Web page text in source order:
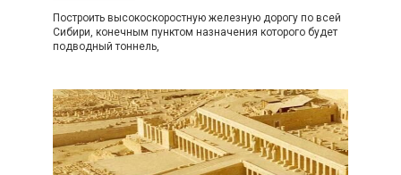
Построить высокоскоростную железную дорогу по всей
Сибири, конечным пунктом назначения которого будет
подводный тоннель,